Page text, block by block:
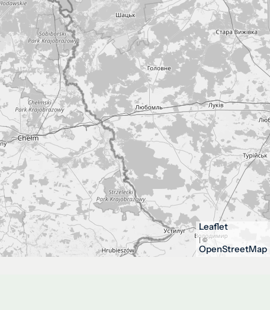
Leaflet
| ©
OpenStreetMap